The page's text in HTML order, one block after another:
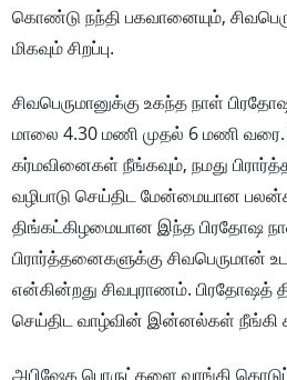
கொண்டு நந்தி பகவானையும்,
மிகவும் சிறப்பு.
சிவபெருமானுக்கு உகந்த நாள்
மாலை 4.30 மணி முதல் 6 மணி வரை.
கர்மவினைகள் நீங்கவும், நமது
வழிபாடு செய்திட மேன்மையான
திங்கட்கிழமையான இந்த பிரதோஷ
பிரார்த்தனைகளுக்கு சிவபெருமான்
என்கின்றது சிவபுராணம். பிரதோஷத்
செய்திட வாழ்வின் இன்னல்கள் நீங்கி
அபிஷேக பொருட்களை வாங்கி